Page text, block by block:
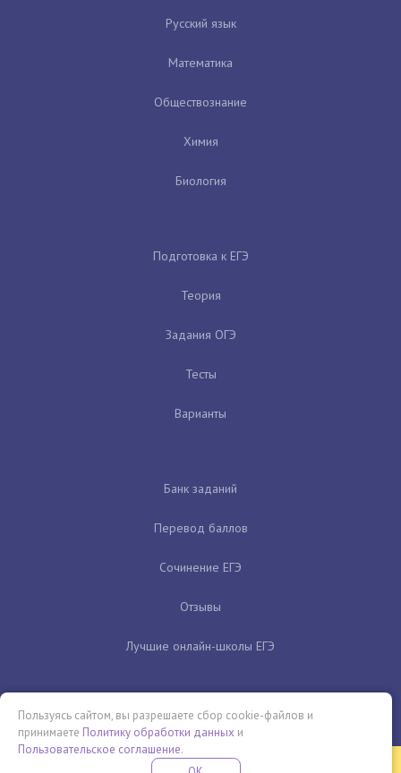
Русский язык
Математика
Обществознание
Химия
Биология
Подготовка к ЕГЭ
Теория
Задания ОГЭ
Тесты
Варианты
Банк заданий
Перевод баллов
Сочинение ЕГЭ
Отзывы
Лучшие онлайн-школы ЕГЭ
Бесплатная летняя школа
Пользуясь сайтом, вы разрешаете сбор cookie-файлов и
принимаете Политику обработки данных и
Пользовательское соглашение.